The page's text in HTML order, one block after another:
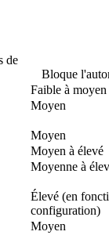
de
Bloque
Faible à moyen
Moyen
Moyen
Moyen à élevé
Moyenne à
Élevé (en
configuration)
Moyen